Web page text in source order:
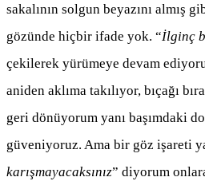
sakalının solgun beyazını almış
gözünde hiçbir ifade yok. “İlginç
çekilerek yürümeye devam
aniden aklıma takılıyor, bıçağı
geri dönüyorum yanı başımdaki
güveniyoruz. Ama bir göz işareti
karışmayacaksınız” diyorum